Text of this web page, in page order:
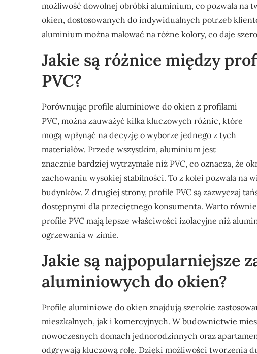
możliwość dowolnej obróbki aluminium, co pozwala na
okien, dostosowanych do indywidualnych potrzeb
aluminium można malować na różne kolory, co daje
Jakie są różnice między
PVC?
Porównując profile aluminiowe do okien z profilami
PVC, można zauważyć kilka kluczowych różnic, które
mogą wpłynąć na decyzję o wyborze jednego z tych
materiałów. Przede wszystkim, aluminium jest
znacznie bardziej wytrzymałe niż PVC, co oznacza, że
zachowaniu wysokiej stabilności. To z kolei pozwala na
budynków. Z drugiej strony, profile PVC są zazwyczaj
dostępnymi dla przeciętnego konsumenta. Warto
profile PVC mają lepsze właściwości izolacyjne niż
ogrzewania w zimie.
Jakie są najpopularniejsze
aluminiowych do okien?
Profile aluminiowe do okien znajdują szerokie
mieszkalnych, jak i komercyjnych. W budownictwie
nowoczesnych domach jednorodzinnych oraz
odgrywają kluczową rolę. Dzięki możliwości tworzenia